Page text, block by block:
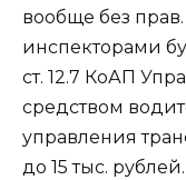
вообще без
инспекторами
ст. 12.7 КоАП
средством
управления
до 15 тыс. рублей.